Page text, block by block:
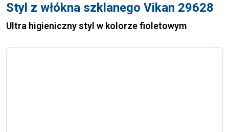
Styl z włókna szklanego Vikan 29628
Ultra higieniczny styl w kolorze fioletowym